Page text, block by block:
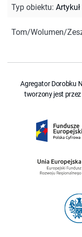
Typ obiektu: Artykuł
Tom/Wolumen/
Agregator Dorobku
tworzony jest przez